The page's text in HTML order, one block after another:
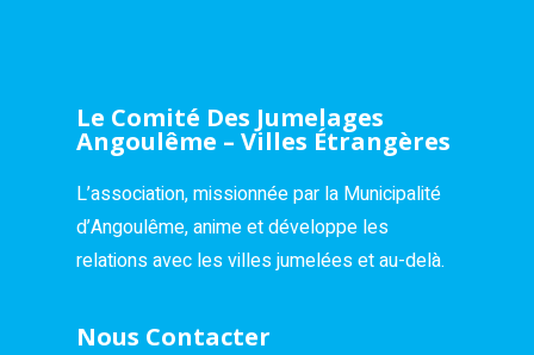
Le Comité Des Jumelages
Angoulême – Villes Étrangères
L’association, missionnée par la Municipalité
d’Angoulême, anime et développe les
relations avec les villes jumelées et au-delà.
Nous Contacter